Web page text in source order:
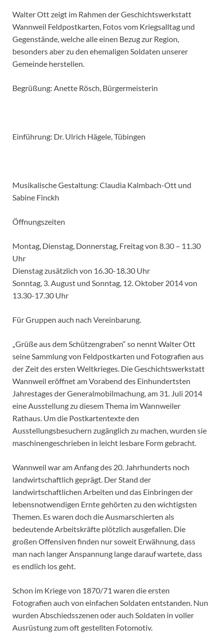
Walter Ott zeigt im Rahmen der Geschichtswerkstatt
Wannweil Feld­postkarten, Fotos vom Kriegsalltag und
Gegenstände, welche alle einen Bezug zur Region,
besonders aber zu den ehe­maligen Soldaten unserer
Gemeinde herstellen.
Begrüßung: Anette Rösch, Bürgermeisterin
Einführung: Dr. Ulrich Hägele, Tübingen
Musikalische Gestaltung: Claudia Kalmbach-Ott und
Sabine Finckh
Öffnungszeiten
Montag, Dienstag, Donnerstag, Freitag von 8.30 – 11.30
Uhr
Dienstag zusätzlich von 16.30-18.30 Uhr
Sonntag, 3. August und Sonntag, 12. Oktober 2014 von
13.30-17.30 Uhr
Für Gruppen auch nach Vereinbarung.
„Grüße aus dem Schützengraben“ so nennt Walter Ott
seine Sammlung von Feldpostkarten und Fotografien aus
der Zeit des ersten Weltkrieges. Die Geschichts­werkstatt
Wannweil eröffnet am Vorabend des Einhundertsten
Jahrestages der Generalmobilmachung, am 31. Juli 2014
eine Ausstellung zu diesem Thema im Wannweiler
Rathaus. Um die Postkartentexte den
Ausstellungsbesuchern zugänglich zu machen, wurden sie
maschinengeschrieben in leicht lesbare Form gebracht.
Wannweil war am Anfang des 20. Jahrhunderts noch
landwirtschaftlich geprägt. Der Stand der
landwirtschaftlichen Arbeiten und das Einbringen der
lebensnotwendigen Ernte gehörten zu den wichtigsten
Themen. Es waren doch die Ausmarschierten als
bedeutende Arbeitskräfte plötzlich ausgefallen. Die
großen Offensiven finden nur soweit Erwähnung, dass
man nach langer Anspannung lange darauf wartete, dass
es endlich los geht.
Schon im Kriege von 1870/71 waren die ersten
Fotografien auch von einfachen Soldaten entstanden. Nun
wurden Abschiedsszenen oder auch Soldaten in voller
Ausrüstung zum oft gestellten Fotomotiv.